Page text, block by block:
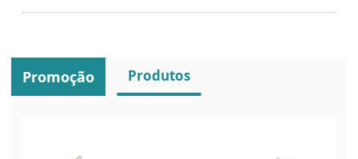
Promoção Produtos